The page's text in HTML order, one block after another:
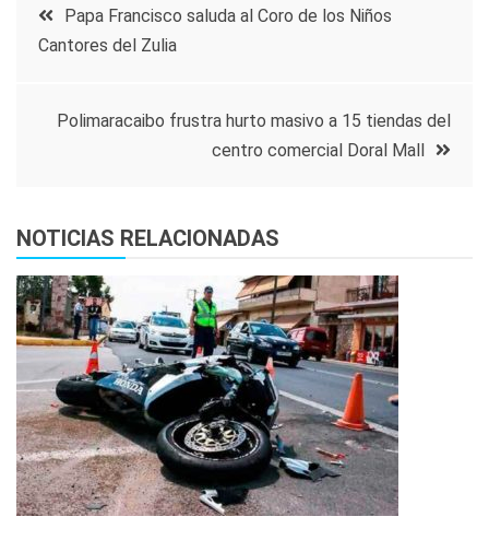
entradas
Papa Francisco saluda al Coro de los Niños
Cantores del Zulia
Polimaracaibo frustra hurto masivo a 15 tiendas del
centro comercial Doral Mall
NOTICIAS RELACIONADAS